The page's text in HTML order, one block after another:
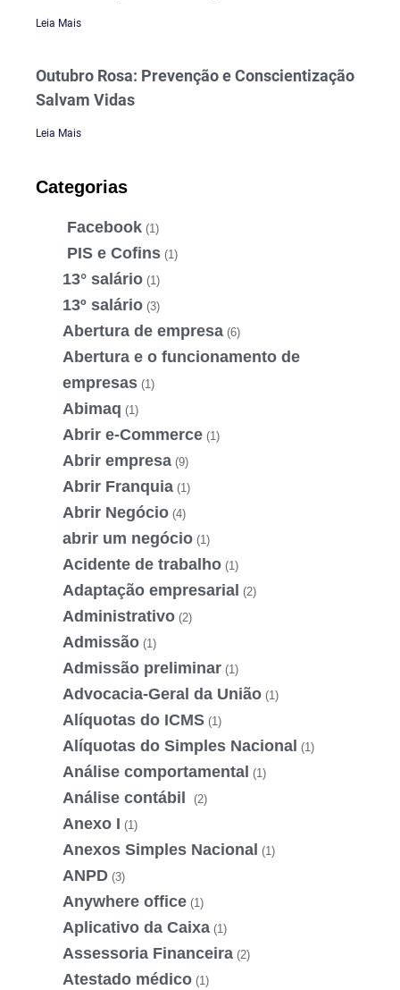
Leia Mais
Outubro Rosa: Prevenção e Conscientização
Salvam Vidas
Leia Mais
Categorias
Facebook (1)
PIS e Cofins (1)
13° salário (1)
13º salário (3)
Abertura de empresa (6)
Abertura e o funcionamento de
empresas (1)
Abimaq (1)
Abrir e-Commerce (1)
Abrir empresa (9)
Abrir Franquia (1)
Abrir Negócio (4)
abrir um negócio (1)
Acidente de trabalho (1)
Adaptação empresarial (2)
Administrativo (2)
Admissão (1)
Admissão preliminar (1)
Advocacia-Geral da União (1)
Alíquotas do ICMS (1)
Alíquotas do Simples Nacional (1)
Análise comportamental (1)
Análise contábil (2)
Anexo I (1)
Anexos Simples Nacional (1)
ANPD (3)
Anywhere office (1)
Aplicativo da Caixa (1)
Assessoria Financeira (2)
Atestado médico (1)